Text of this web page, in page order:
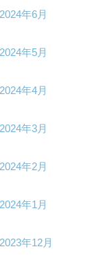
2024年6月
2024年5月
2024年4月
2024年3月
2024年2月
2024年1月
2023年12月